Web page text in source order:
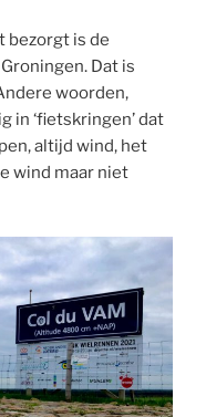
bezorgt is de
Dat is
woorden,
in ‘fietskringen’ dat
altijd wind, het
wind maar niet